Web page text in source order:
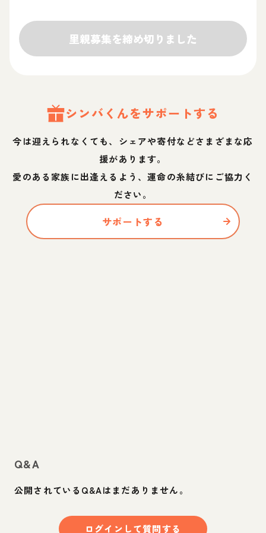
里親募集を締め切りました
シンバ くんをサポートする
今は迎えられなくても、シェアや寄付などさまざまな応
援があります。
愛のある家族に出逢えるよう、運命の糸結びにご協力く
ださい。
サポートする
Q&A
公開されているQ&Aはまだありません。
ログインして質問する